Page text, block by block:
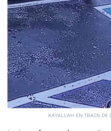
KAYALLAH EN TRAIN DE